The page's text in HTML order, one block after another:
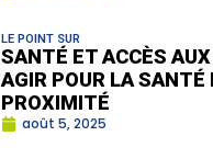
LE POINT SUR
SANTÉ ET ACCÈS
AGIR POUR LA SANTÉ
PROXIMITÉ
août 5, 2025